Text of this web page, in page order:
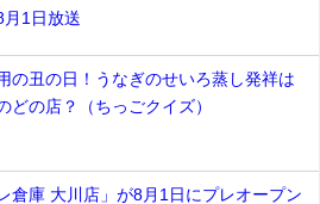
月1日放送
の丑の日！うなぎのせいろ蒸し発祥は
どの店？（ちっごクイズ）
倉庫 大川店」が8月1日にプレオープン